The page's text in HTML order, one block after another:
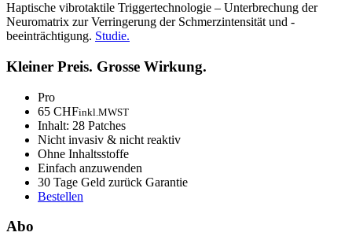
Haptische vibrotaktile Triggertechnologie – Unterbrechung der
Neuromatrix zur Verringerung der Schmerzintensität und -
beeinträchtigung. Studie.
Kleiner Preis. Grosse Wirkung.
Pro
65 CHFinkl.MWST
Inhalt: 28 Patches
Nicht invasiv & nicht reaktiv
Ohne Inhaltsstoffe
Einfach anzuwenden
30 Tage Geld zurück Garantie
Bestellen
Abo